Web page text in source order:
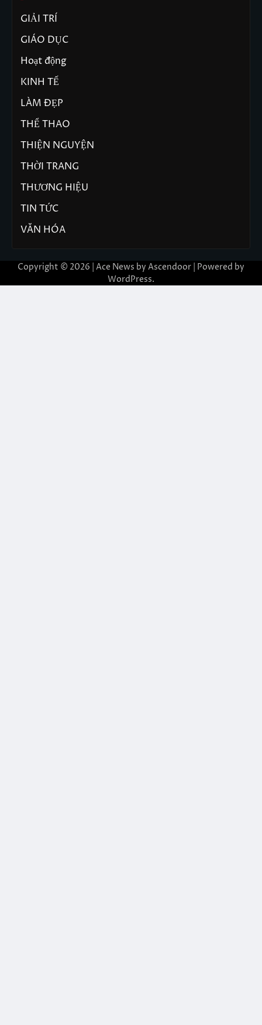
GIẢI TRÍ
GIÁO DỤC
Hoạt động
KINH TẾ
LÀM ĐẸP
THỂ THAO
THIỆN NGUYỆN
THỜI TRANG
THƯƠNG HIỆU
TIN TỨC
VĂN HÓA
Copyright © 2026 | Ace News by Ascendoor | Powered by
WordPress.